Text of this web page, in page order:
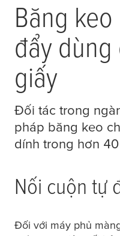
Băng
đẩy dùng
giấy
Đối tác trong
pháp băng keo
dính trong hơn
Nối cuộn tự
Đối với máy phủ